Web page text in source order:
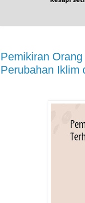
Pemikiran
Perubahan Iklim